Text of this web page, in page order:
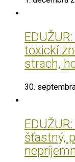
toxickí
strach,
30.
šťastný,